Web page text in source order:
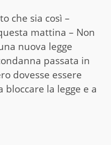
che sia così –
mattina – Non
nuova legge
passata in
dovesse essere
la legge e a